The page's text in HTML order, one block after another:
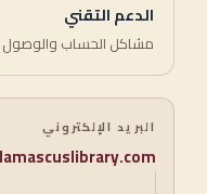
الدعم التقني
مشاكل الحساب
البريد الإلكتروني